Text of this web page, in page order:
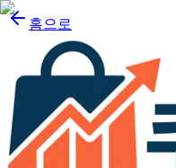
홈으로